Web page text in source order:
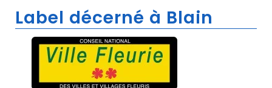
Label décerné à Blain